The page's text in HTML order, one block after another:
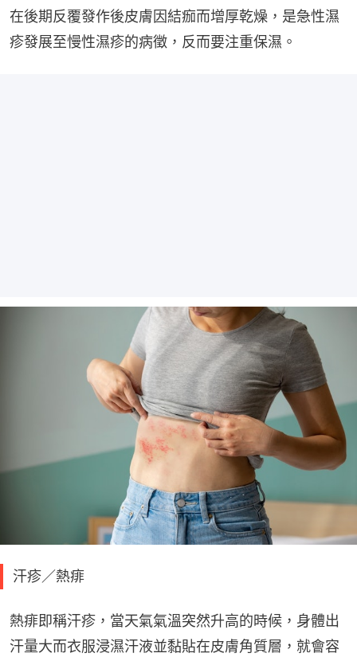
在後期反覆發作後皮膚因結痂而增厚乾燥，是急性濕
疹發展至慢性濕疹的病徵，反而要注重保濕。
汗疹／熱痱
熱痱即稱汗疹，當天氣氣溫突然升高的時候，身體出
汗量大而衣服浸濕汗液並黏貼在皮膚角質層，就會容